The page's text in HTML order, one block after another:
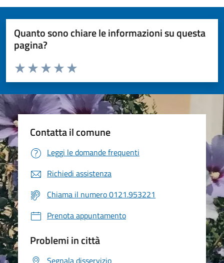
Quanto sono chiare le informazioni su questa
pagina?
Valuta da 1 a 5 stelle la pagina
Valuta 5 stelle su 5
Valuta 4 stelle su 5
Valuta 3 stelle su 5
Valuta 2 stelle su 5
Valuta 1 stelle su 5
Contatta il comune
Leggi le domande frequenti
Richiedi assistenza
Chiama il numero 0121.953221
Prenota appuntamento
Problemi in città
Segnala disservizio